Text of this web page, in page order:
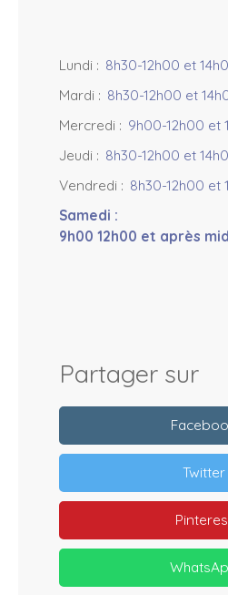
Lundi : 8h30-12h00 et
Mardi : 8h30-12h00 et
Mercredi : 9h00-12h00 et
Jeudi : 8h30-12h00 et
Vendredi : 8h30-12h00 et
Samedi :
9h00 12h00 et après
Partager sur
Twitter